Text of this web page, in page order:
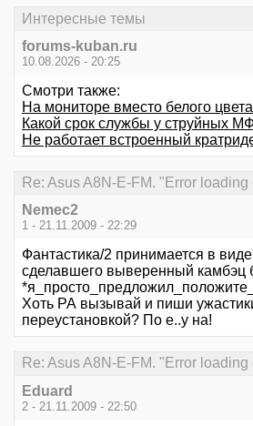
Интересные темы
forums-kuban.ru
10.08.2026 - 20:25
Смотри также:
На мониторе вместо белого
Какой срок службы у струйных
Не работает встроенный
Re: Asus A8N-E-FM. "Error
Nemec2
1 - 21.11.2009 - 22:29
Фантастика/2 принимается в
сделавшего выверенный камбэц
Хоть РА вызывай и пиши
переустановкой? По е..у на!
Re: Asus A8N-E-FM. "Error
Eduard
2 - 21.11.2009 - 22:50